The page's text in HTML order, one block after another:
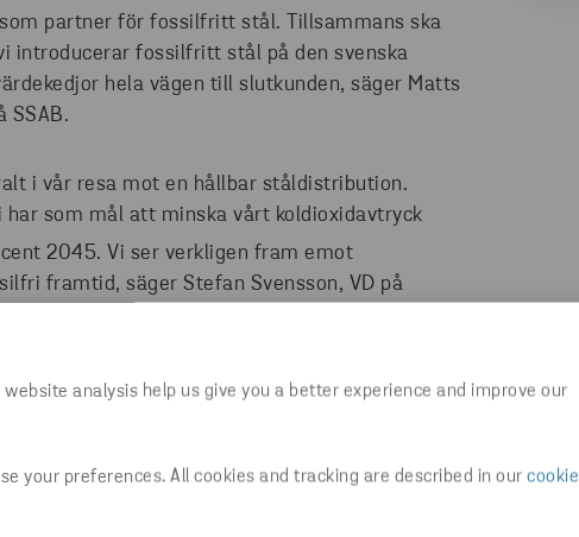
website analysis help us give you a better experience and improve our
your preferences. All cookies and tracking are described in our cookie
partner för fossilfritt stål. Tillsammans ska
introducerar fossilfritt stål på den svenska
hela vägen till slutkunden, säger Matts
SSAB.
i vår resa mot en hållbar ståldistribution.
som mål att minska vårt koldioxidavtryck
2045. Vi ser verkligen fram emot
framtid, säger Stefan Svensson, VD på
med målet att leverera
Vattenfall som en del av HYBRIT-initiativet för